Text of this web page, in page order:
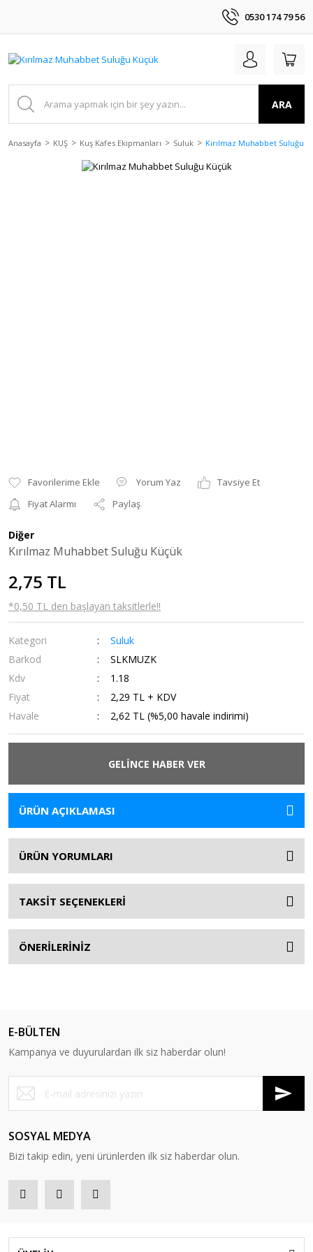
0530 174 79 56
ARA
Anasayfa KUŞ Kuş Kafes Ekipmanları Suluk Kırılmaz Muhabbet Suluğu
Yorum Yaz
Tavsiye Et
Fiyat Alarmı
Paylaş
Diğer
Kırılmaz Muhabbet Suluğu Küçük
2,75 TL
*0,50 TL den başlayan taksitlerle!!
Kategori
Suluk
Barkod
SLKMUZK
Kdv
1.18
Fiyat
2,29 TL + KDV
Havale
2,62 TL (%5,00 havale indirimi)
GELİNCE HABER VER
ÜRÜN AÇIKLAMASI
ÜRÜN YORUMLARI
TAKSİT SEÇENEKLERİ
ÖNERİLERİNİZ
E-BÜLTEN
Kampanya ve duyurulardan ilk siz haberdar olun!
SOSYAL MEDYA
Bizi takip edin, yeni ürünlerden ilk siz haberdar olun.